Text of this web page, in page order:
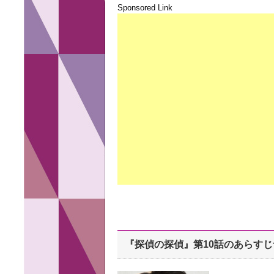
Sponsored Link
『探偵の探偵』第10話のあらす